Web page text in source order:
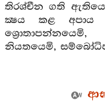
තිරශ්චීන ගති
ක්‍ෂය කළ අපාය
නියතයෙමි,